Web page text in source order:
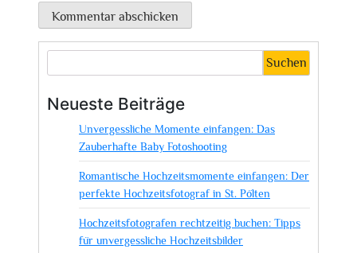
Suchen
Neueste Beiträge
Unvergessliche Momente einfangen: Das
Zauberhafte Baby Fotoshooting
Romantische Hochzeitsmomente einfangen: Der
perfekte Hochzeitsfotograf in St. Pölten
Hochzeitsfotografen rechtzeitig buchen: Tipps
für unvergessliche Hochzeitsbilder